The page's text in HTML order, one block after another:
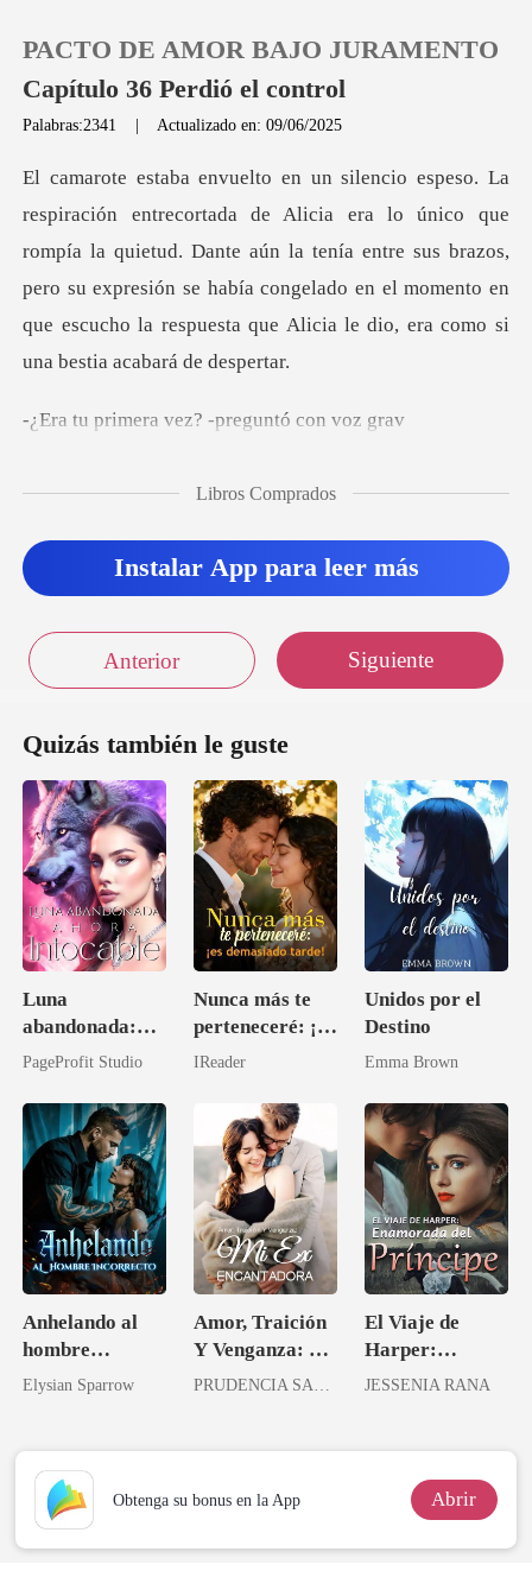
0
Recargar
PACTO DE AMOR BAJO JURAMENTO
Capítulo 36 Perdió el control
Palabras:2341 | Actualizado en: 09/06/2025
que
rompía la quietud. Dante aún la tenía entre sus brazos,
pero su expresión se había congelado en
ra vez? -pregu
Libros Comprados
Instalar App para leer más
Anterior Siguiente
Quizás también le guste
Luna
abandonada:
Ahora intocable
PageProfit Studio
Nunca más te
perteneceré: ¡es
demasiado
IReader
Unidos por el
Destino
Emma Brown
Anhelando al
hombre
incorrecto
Elysian Sparrow
Amor, Traición
Y Venganza: Mi
Ex Encantadora
El Viaje de
Harper:
Enamorada del
JESSENIA RANA
Obtenga su bonus en la App Abrir